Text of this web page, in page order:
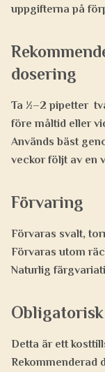
uppgifterna på
dosering
Ta ½–2 pipetter
före måltid eller
Används bäst
veckor följt av en
Förvaring
Förvaras svalt,
Förvaras utom
Naturlig
Detta är ett
Rekommenderad